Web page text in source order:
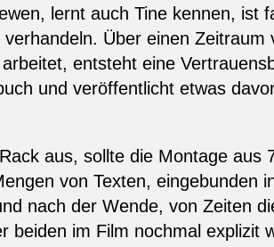
lernt auch Tine kennen, ist
Über einen Zeitraum
entsteht eine
und veröffentlicht etwas
aus, sollte die Montage aus
von Texten, eingebunden
nach der Wende, von Zeiten
beiden im Film nochmal explizit